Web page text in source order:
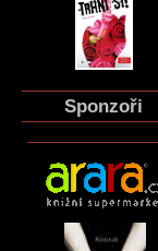
Sponzoři